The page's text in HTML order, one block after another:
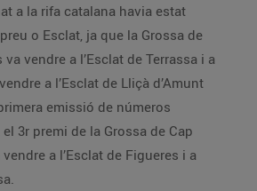
a la rifa catalana havia estat
o Esclat, ja que la Grossa de
va vendre a l’Esclat de Terrassa i a
a l’Esclat de Lliçà d’Amunt
emissió de números
3r premi de la Grossa de Cap
vendre a l’Esclat de Figueres i a